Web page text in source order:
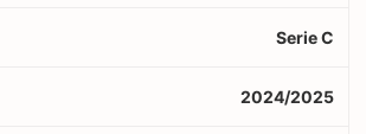
Serie C
2024/2025